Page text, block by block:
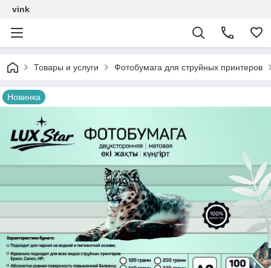
vink
Товары и услуги Фотобумага для струйных принтеров
Новинка